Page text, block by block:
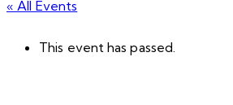
« All Events
This event has passed.